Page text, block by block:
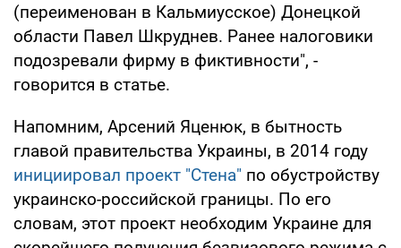
(переименован в Кальмиусское) Донецкой
области Павел Шкруднев. Ранее налоговики
подозревали фирму в фиктивности", -
говорится в статье.
Напомним, Арсений Яценюк, в бытность
главой правительства Украины, в 2014 году
инициировал проект "Стена" по обустройству
украинско-российской границы. По его
словам, этот проект необходим Украине для